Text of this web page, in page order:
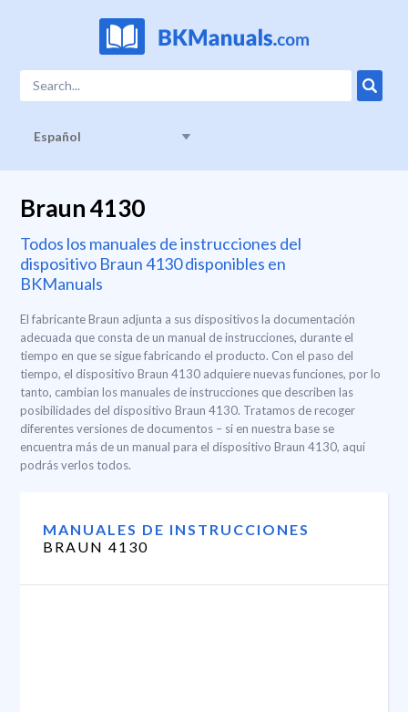
Español
Braun 4130
Todos los manuales de instrucciones del
dispositivo Braun 4130 disponibles en
BKManuals
El fabricante Braun adjunta a sus dispositivos la documentación
adecuada que consta de un manual de instrucciones, durante el
tiempo en que se sigue fabricando el producto. Con el paso del
tiempo, el dispositivo Braun 4130 adquiere nuevas funciones, por lo
tanto, cambian los manuales de instrucciones que describen las
posibilidades del dispositivo Braun 4130. Tratamos de recoger
diferentes versiones de documentos – si en nuestra base se
encuentra más de un manual para el dispositivo Braun 4130, aquí
podrás verlos todos.
MANUALES DE INSTRUCCIONES
BRAUN 4130